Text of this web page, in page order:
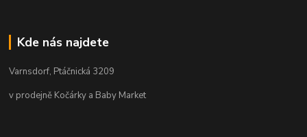
Kde nás najdete
Varnsdorf, Ptáčnická 3209
v prodejně Kočárky a Baby Market